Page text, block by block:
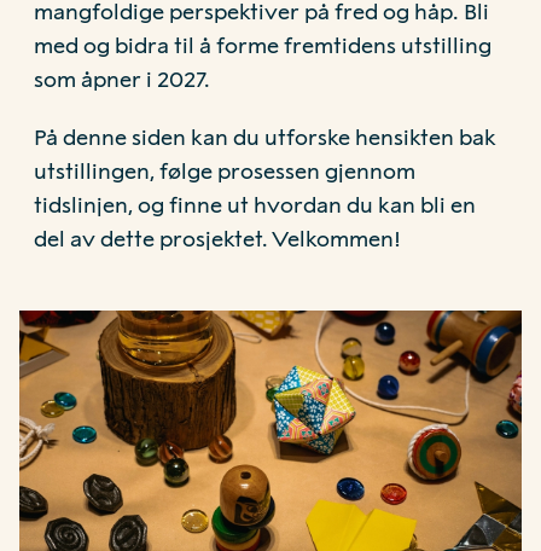
mangfoldige perspektiver på fred og håp. Bli
med og bidra til å forme fremtidens utstilling
som åpner i 2027.
På denne siden kan du utforske hensikten bak
utstillingen, følge prosessen gjennom
tidslinjen, og finne ut hvordan du kan bli en
del av dette prosjektet. Velkommen!